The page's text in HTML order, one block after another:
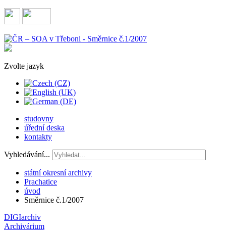
Zvolte jazyk
studovny
úřední deska
kontakty
Vyhledávání...
státní okresní archivy
Prachatice
úvod
Směrnice č.1/2007
DIGIarchiv
Archivárium